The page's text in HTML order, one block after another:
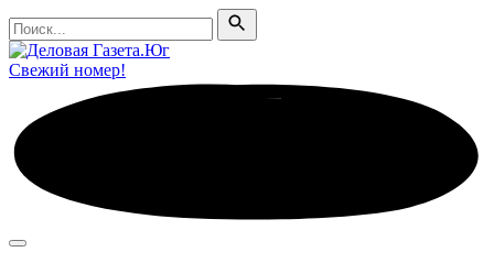
Поиск
Поиск
Свежий номер!